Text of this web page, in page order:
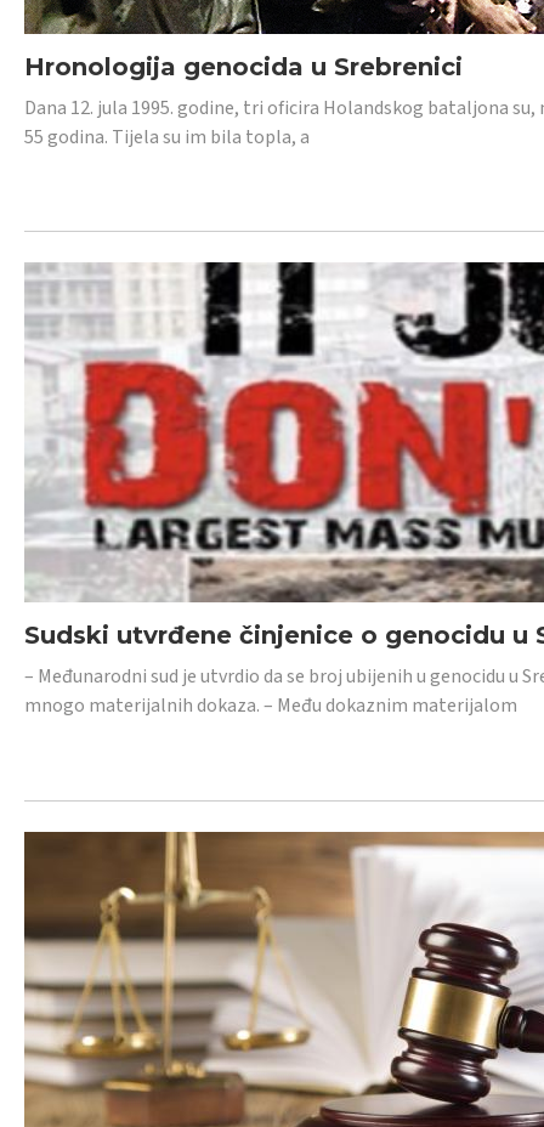
Hronologija genocida u Srebrenici
Dana 12. jula 1995. godine, tri oficira Holandskog bataljona
55 godina. Tijela su im bila topla, a
Sudski utvrđene činjenice o genocidu u
– Međunarodni sud je utvrdio da se broj ubijenih u genocidu u
mnogo materijalnih dokaza. – Među dokaznim materijalom